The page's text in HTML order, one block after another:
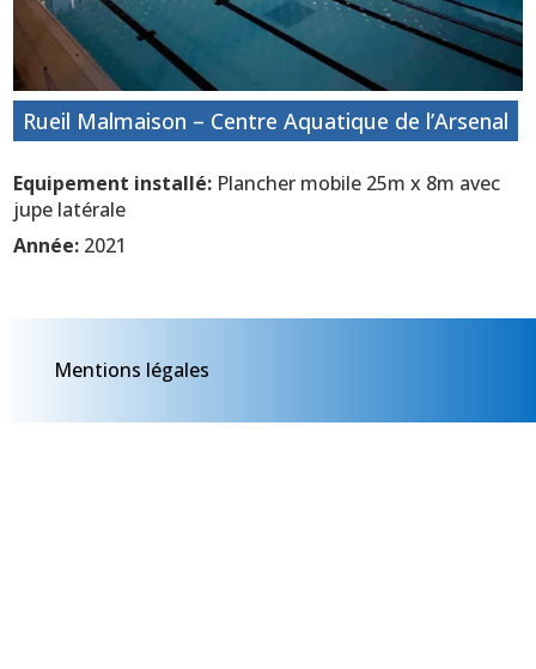
Rueil Malmaison – Centre Aquatique de l’Arsenal
Equipement installé: Plancher mobile 25m x 8m avec
jupe latérale
Année: 2021
Mentions légales